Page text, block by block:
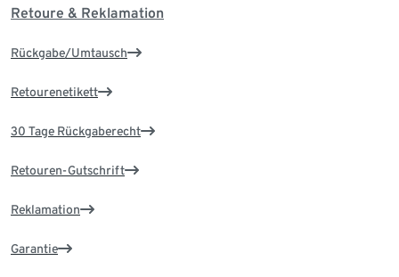
Retoure & Reklamation
Rückgabe/Umtausch
Retourenetikett
30 Tage Rückgaberecht
Retouren-Gutschrift
Reklamation
Garantie